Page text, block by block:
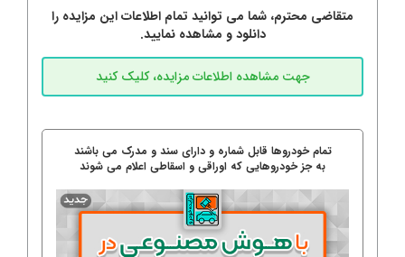
متقاضی محترم، شما می توانید تمام اطلاعات این مزایده را
دانلود و مشاهده نمایید.
تمام خودروها قابل شماره و دارای سند و مدرک می باشند
به جز خودروهایی که اوراقی و اسقاطی اعلام می شوند